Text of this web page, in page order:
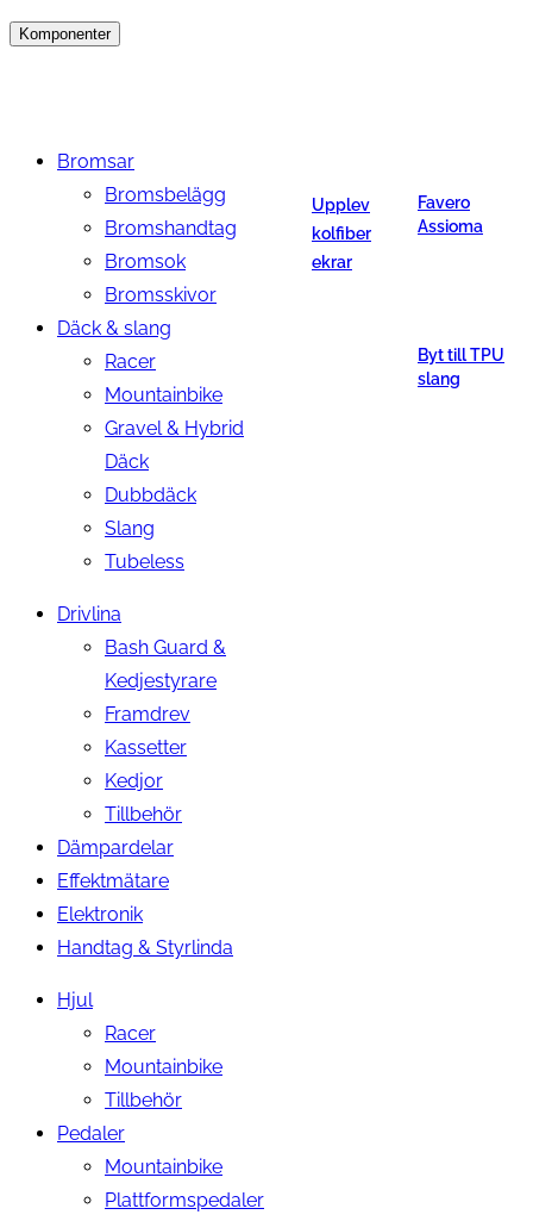
Komponenter
Bromsar
Bromsbelägg
Bromshandtag
Bromsok
Bromsskivor
Däck & slang
Racer
Mountainbike
Gravel & Hybrid
Däck
Dubbdäck
Slang
Tubeless
Drivlina
Bash Guard &
Kedjestyrare
Framdrev
Kassetter
Kedjor
Tillbehör
Dämpardelar
Effektmätare
Elektronik
Handtag & Styrlinda
Hjul
Racer
Mountainbike
Tillbehör
Pedaler
Mountainbike
Plattformspedaler
Upplev
kolfiber
ekrar
Favero
Assioma
Byt till TPU
slang